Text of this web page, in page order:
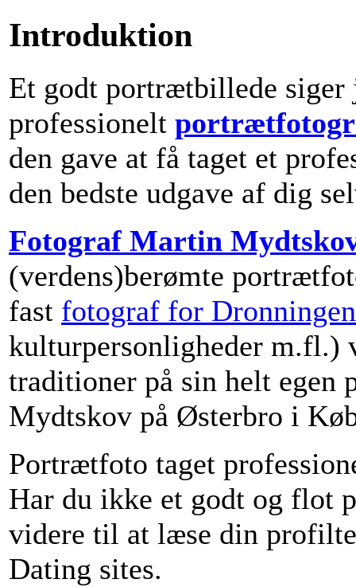
Introduktion
Et godt portrætbillede siger
professionelt
den gave at få taget et
den bedste udgave af dig
Fotograf Martin
(verdens)berømte
fast fotograf for Dronningen
kulturpersonligheder m.fl.)
traditioner på sin helt egen
Mydtskov på Østerbro i
Portrætfoto taget
Har du ikke et godt og flot
videre til at læse din
Dating sites.